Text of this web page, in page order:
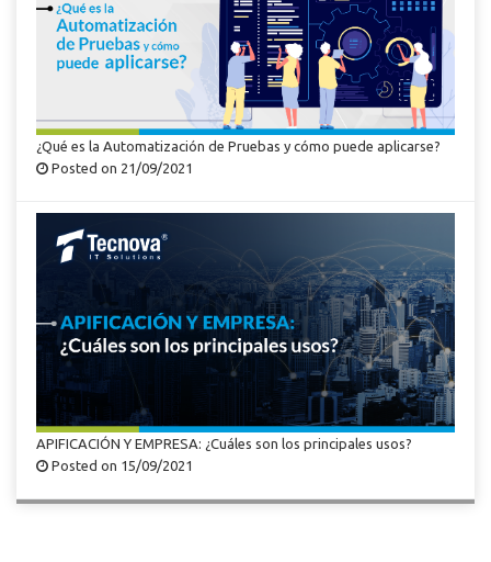
¿Qué es la Automatización de Pruebas y cómo puede aplicarse?
Posted on 21/09/2021
APIFICACIÓN Y EMPRESA: ¿Cuáles son los principales usos?
Posted on 15/09/2021